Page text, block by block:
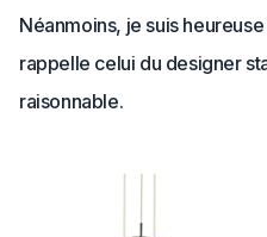
Néanmoins, je suis
rappelle celui du designer
raisonnable.